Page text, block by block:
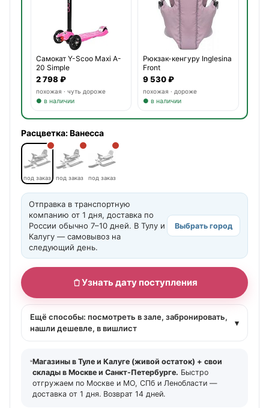
Самокат Y-Scoo Maxi A-
20 Simple
2 798 ₽
похожая · чуть дороже
● в наличии
Рюкзак-кенгуру Inglesina
Front
9 530 ₽
похожая · дороже
● в наличии
Расцветка:Ванесса
под заказ под заказ под заказ
Отправка в транспортную
компанию от 1 дня, доставка по
России обычно 7–10 дней. В Тулу и
Калугу — самовывоз на
следующий день.
Выбрать город
Узнать дату поступления
Ещё способы: посмотреть в зале, забронировать,
нашли дешевле, в вишлист
▾
Магазины в Туле и Калуге (живой остаток) + свои
склады в Москве и Санкт-Петербурге. Быстро
отгружаем по Москве и МО, СПб и Ленобласти —
доставка от 1 дня. Возврат 14 дней.